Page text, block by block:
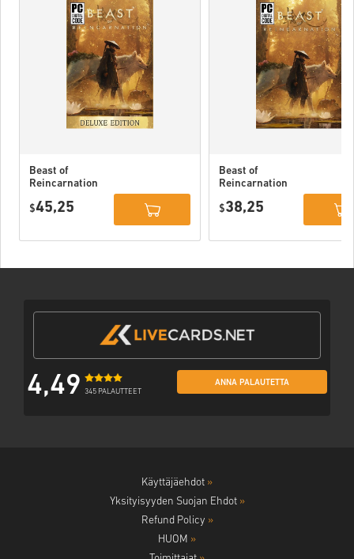
Beast of
Reincarnation
PC (STEAM)
$45,25
Beast of
Reincarnation
$38,25
4,49 345 PALAUTTEET
ANNA PALAUTETTA
Käyttäjäehdot »
Yksityisyyden Suojan Ehdot »
Refund Policy »
HUOM »